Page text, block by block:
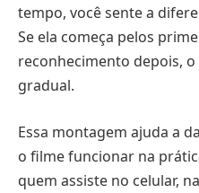
tempo, você sente a
Se ela começa pelos
reconhecimento depois,
gradual.
Essa montagem ajuda a
o filme funcionar na
quem assiste no celular,